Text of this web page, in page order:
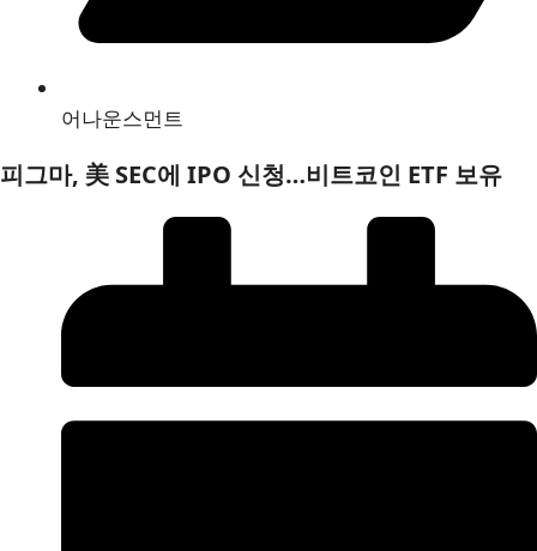
어나운스먼트
피그마, 美 SEC에 IPO 신청…비트코인 ETF 보유